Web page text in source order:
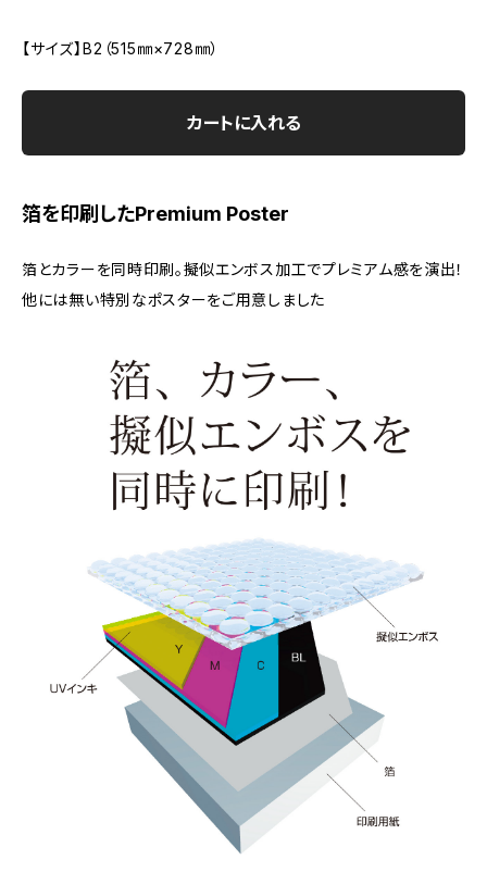
【サイズ】B2（515㎜×728㎜）
カートに入れる
箔を印刷したPremium Poster
箔とカラーを同時印刷。擬似エンボス加工でプレミアム感を演出！
他には無い特別なポスターをご用意しました